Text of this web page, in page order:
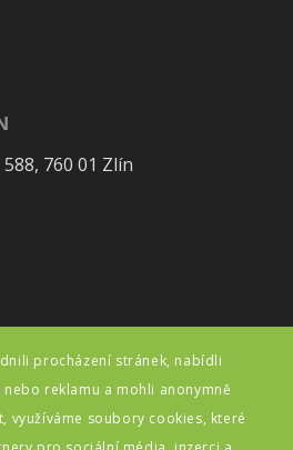
760 01 Zlín
Brno
procházení stránek, nabídli
reklamu a mohli anonymně
využíváme soubory cookies, které